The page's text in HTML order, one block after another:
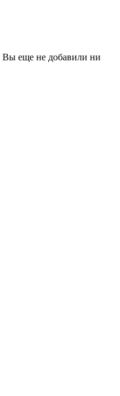
Вы еще не добавили ни